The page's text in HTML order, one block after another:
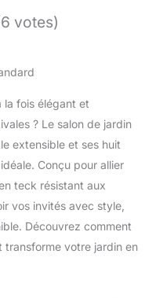
votes)
la fois élégant et
? Le salon de jardin
extensible et ses huit
Conçu pour allier
teck résistant aux
vos invités avec style,
Découvrez comment
votre jardin en